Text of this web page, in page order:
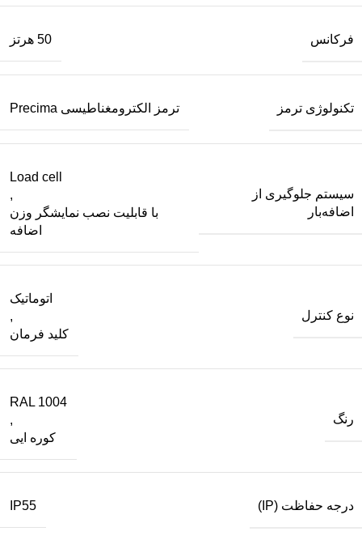
فرکانس 50 هرتز
تکنولوژی ترمز ترمز الکترومغناطیسی Precima
سیستم جلوگیری از
اضافه‌بار
Load cell
,
با قابلیت نصب نمایشگر وزن
اضافه
نوع کنترل
اتوماتیک
,
کلید فرمان
رنگ
RAL 1004
,
کوره ایی
درجه حفاظت (IP) IP55